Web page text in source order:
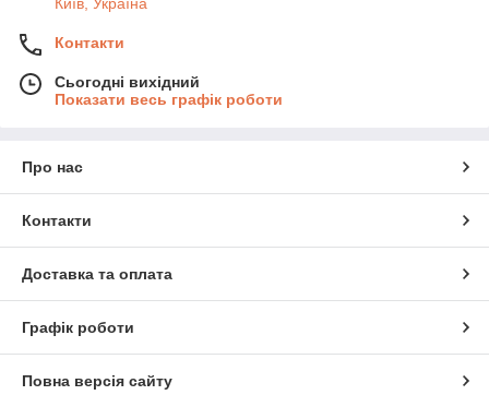
Контакти
Сьогодні вихідний
Показати весь графік роботи
Про нас
Контакти
Доставка та оплата
Графік роботи
Повна версія сайту